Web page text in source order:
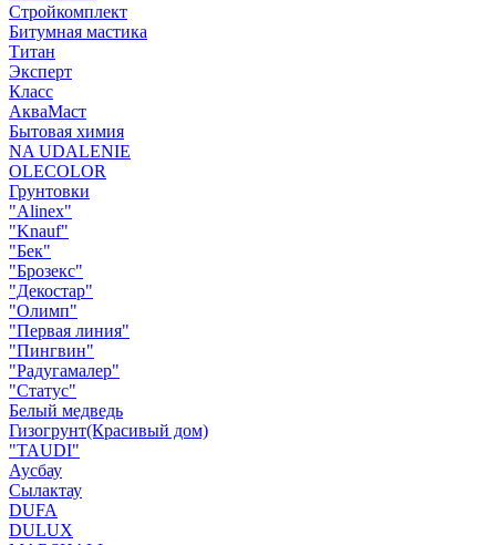
Стройкомплект
Битумная мастика
Титан
Эксперт
Класс
АкваМаст
Бытовая химия
NA UDALENIE
OLECOLOR
Грунтовки
"Alinex"
"Knauf"
"Бек"
"Брозекс"
"Декостар"
"Олимп"
"Первая линия"
"Пингвин"
"Радугамалер"
"Статус"
Белый медведь
Гизогрунт(Красивый дом)
"TAUDI"
Аусбау
Сылактау
DUFA
DULUX